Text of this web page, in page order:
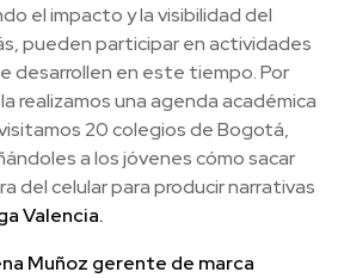
el impacto y la visibilidad del
pueden participar en actividades
desarrollen en este tiempo. Por
realizamos una agenda académica
20 colegios de Bogotá,
a los jóvenes cómo sacar
del celular para producir narrativas
Valencia.
Muñoz gerente de marca